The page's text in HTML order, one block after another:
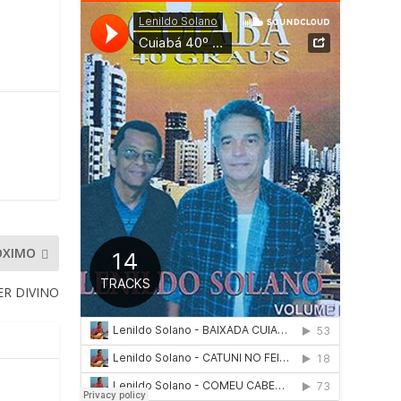
DIVINO